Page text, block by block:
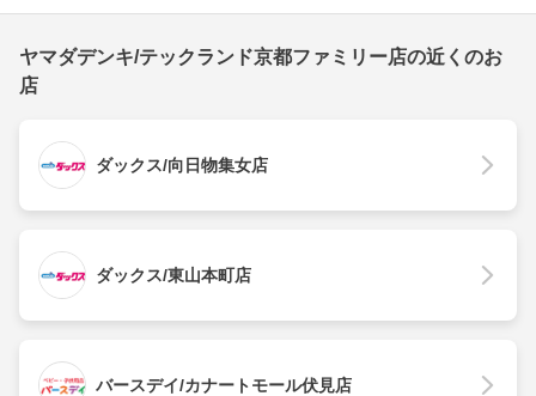
ヤマダデンキ/テックランド京都ファミリー店の近くのお
店
ダックス/向日物集女店
ダックス/東山本町店
バースデイ/カナートモール伏見店